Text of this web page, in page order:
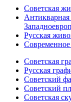
Советская
Антикварная
Русская
Современное
Советская
Русская
Советский
Советский
Советская